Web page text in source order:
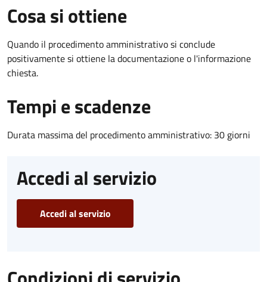
Cosa si ottiene
Quando il procedimento amministrativo si conclude
positivamente si ottiene la documentazione o l'informazione
chiesta.
Tempi e scadenze
Durata massima del procedimento amministrativo: 30 giorni
Accedi al servizio
Accedi al servizio